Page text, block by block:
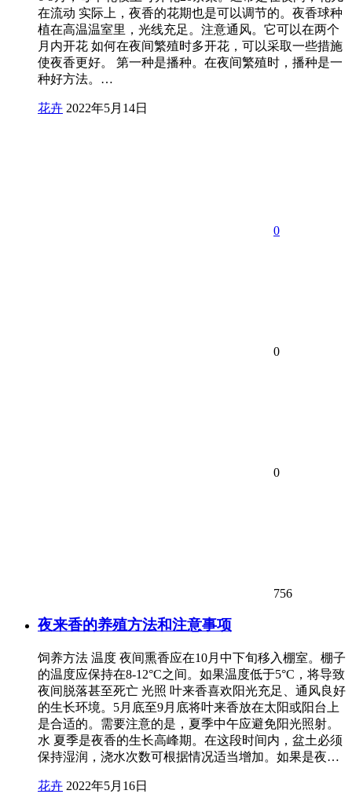
在流动 实际上，夜香的花期也是可以调节的。夜香球种
植在高温温室里，光线充足。注意通风。它可以在两个
月内开花 如何在夜间繁殖时多开花，可以采取一些措施
使夜香更好。 第一种是播种。在夜间繁殖时，播种是一
种好方法。…
花卉 2022年5月14日
0
0
0
756
夜来香的养殖方法和注意事项
饲养方法 温度 夜间熏香应在10月中下旬移入棚室。棚子
的温度应保持在8-12°C之间。如果温度低于5°C，将导致
夜间脱落甚至死亡 光照 叶来香喜欢阳光充足、通风良好
的生长环境。5月底至9月底将叶来香放在太阳或阳台上
是合适的。需要注意的是，夏季中午应避免阳光照射。
水 夏季是夜香的生长高峰期。在这段时间内，盆土必须
保持湿润，浇水次数可根据情况适当增加。如果是夜…
花卉 2022年5月16日